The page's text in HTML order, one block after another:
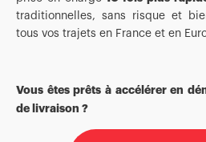
traditionnelles, sans risque et
tous vos trajets en France et en
Vous êtes prêts à accélérer en
de livraison ?